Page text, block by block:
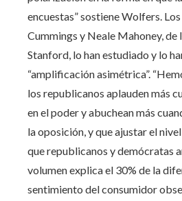
encuestas” sostiene Wolfers.
Cummings y Neale Mahoney, de
Stanford, lo han estudiado y lo
“amplificación asimétrica”.
los republicanos aplauden más
en el poder y abuchean más
la oposición, y que ajustar el
que republicanos y demócratas
volumen explica el 30% de la
sentimiento del consumidor